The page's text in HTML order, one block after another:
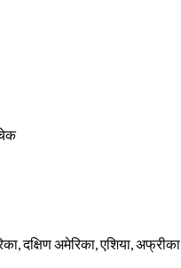
दक्षिण अमेरिका, एशिया, अफ्रीका